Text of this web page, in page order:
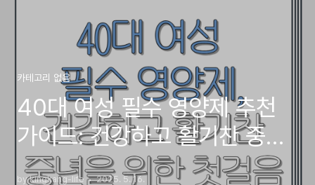
카테고리 없음
40대 여성 필수 영양제 추천
가이드: 건강하고 활기찬 중년
을 위한 첫걸음
by kingkang-life 2025. 5. 16.